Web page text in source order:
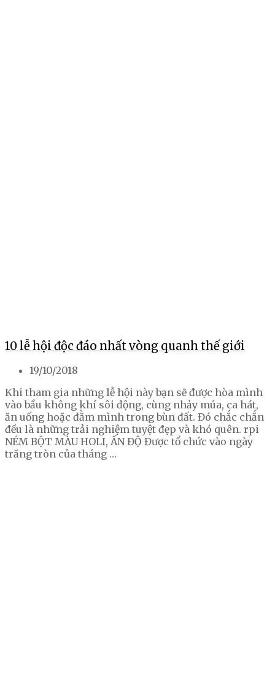
10 lễ hội độc đáo nhất vòng quanh thế giới
19/10/2018
Khi tham gia những lễ hội này bạn sẽ được hòa mình
vào bầu không khí sôi động, cùng nhảy múa, ca hát,
ăn uống hoặc đằm mình trong bùn đất. Đó chắc chắn
đều là những trải nghiệm tuyệt đẹp và khó quên. rpi
NÉM BỘT MÀU HOLI, ẤN ĐỘ Được tổ chức vào ngày
trăng tròn của tháng …